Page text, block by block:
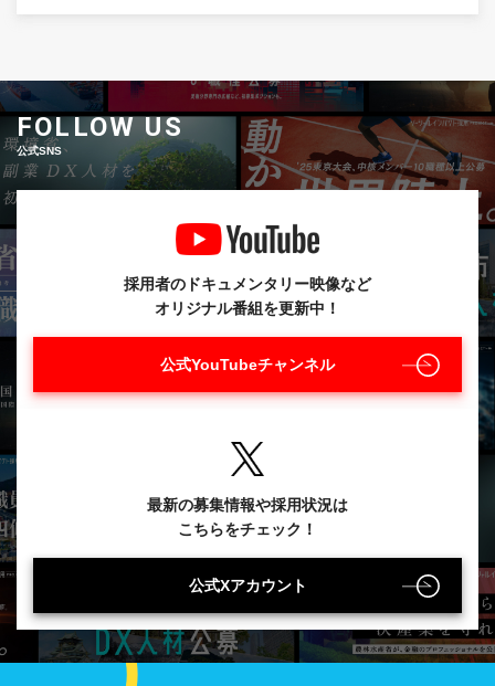
FOLLOW US
公式SNS
採用者のドキュメンタリー映像など
オリジナル番組を更新中！
公式YouTubeチャンネル
最新の募集情報や採用状況は
こちらをチェック！
公式Xアカウント